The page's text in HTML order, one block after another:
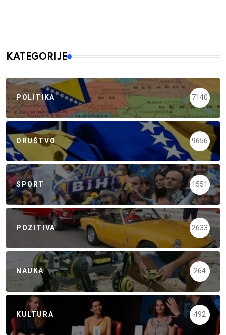
KATEGORIJE
POLITIKA 7140
DRUŠTVO 9656
SPORT 1551
POZITIVA 2633
NAUKA 264
KULTURA 492